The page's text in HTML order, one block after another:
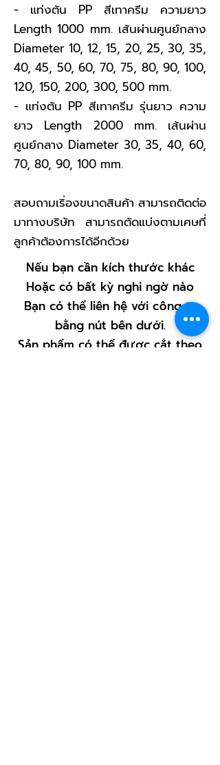
- แท่งตัน PP สีเทาครีม ความยาว
Length 1000 mm. เส้นผ่านศูนย์กลาง
Diameter 10, 12, 15, 20, 25, 30, 35,
40, 45, 50, 60, 70, 75, 80, 90, 100,
120, 150, 200, 300, 500 mm.
- แท่งตัน PP สีเทาครีม รุ่นยาว ความ
ยาว Length 2000 mm. เส้นผ่าน
ศูนย์กลาง Diameter 30, 35, 40, 60,
70, 80, 90, 100 mm.
สอบถามเริ่องขนาดสินค้า สามารถติดต่อ
มาทางบริษัท สามารถตัดแบ่งตามเศษที่
ลูกค้าต้องการได้อีกด้วย
Nếu bạn cần kích thước khác
Hoặc có bất kỳ nghi ngờ nào
Bạn có thể liên hệ với công ty
bằng nút bên dưới.
Sản phẩm có thể được cắt theo